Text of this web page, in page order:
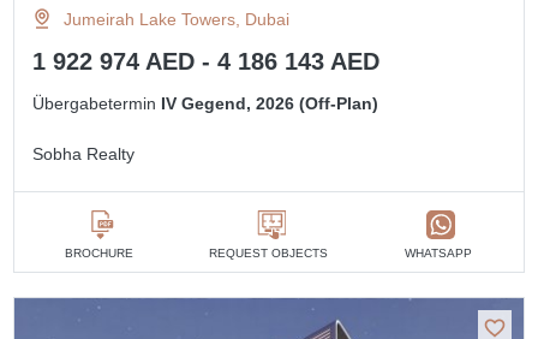
Jumeirah Lake Towers, Dubai
1 922 974 AED - 4 186 143 AED
Übergabetermin IV Gegend, 2026 (Off-Plan)
Sobha Realty
BROCHURE REQUEST OBJECTS WHATSAPP